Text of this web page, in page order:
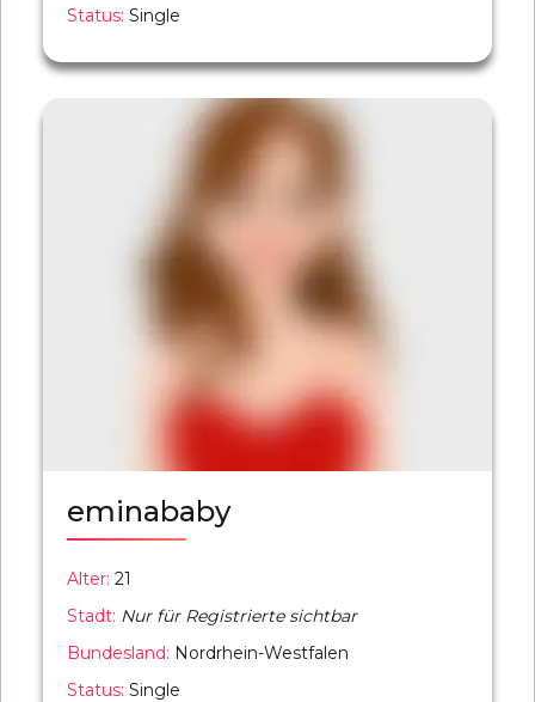
Status: Single
eminababy
Alter: 21
Stadt: Nur für Registrierte sichtbar
Bundesland: Nordrhein-Westfalen
Status: Single